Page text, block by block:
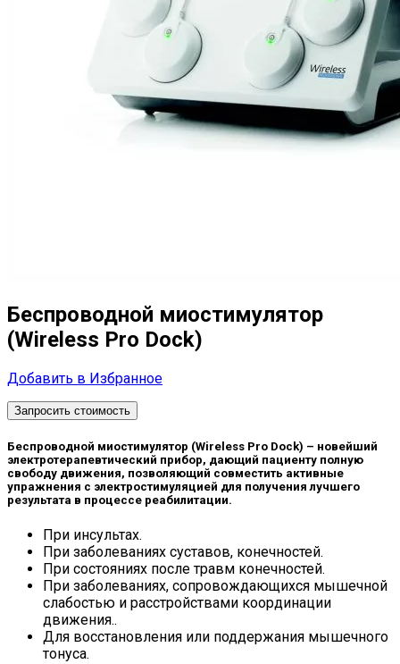
Беспроводной миостимулятор
(Wireless Pro Dock)
Добавить в Избранное
Запросить стоимость
Беспроводной миостимулятор (Wireless Pro Dock) – новейший
электротерапевтический прибор, дающий пациенту полную
свободу движения, позволяющий совместить активные
упражнения с электростимуляцией для получения лучшего
результата в процессе реабилитации.
При инсультах.
При заболеваниях суставов, конечностей.
При состояниях после травм конечностей.
При заболеваниях, сопровождающихся мышечной
слабостью и расстройствами координации
движения..
Для восстановления или поддержания мышечного
тонуса.